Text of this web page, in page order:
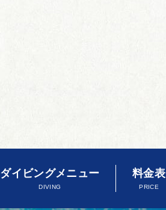
ダイビングメニュー
DIVING
料金表
PRICE